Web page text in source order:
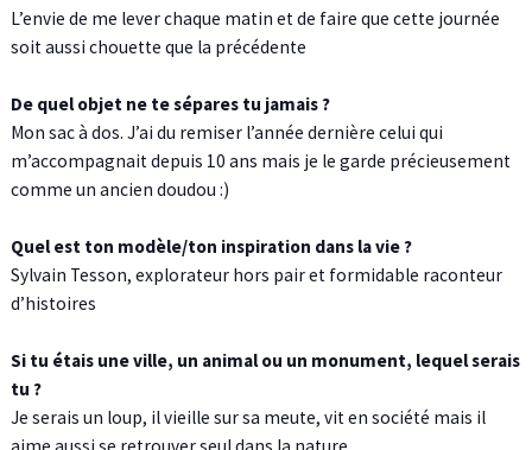
L’envie de me lever chaque matin et de faire que cette journée
soit aussi chouette que la précédente
De quel objet ne te sépares tu jamais ?
Mon sac à dos. J’ai du remiser l’année dernière celui qui
m’accompagnait depuis 10 ans mais je le garde précieusement
comme un ancien doudou :)
Quel est ton modèle/ton inspiration dans la vie ?
Sylvain Tesson, explorateur hors pair et formidable raconteur
d’histoires
Si tu étais une ville, un animal ou un monument, lequel serais
tu ?
Je serais un loup, il vieille sur sa meute, vit en société mais il